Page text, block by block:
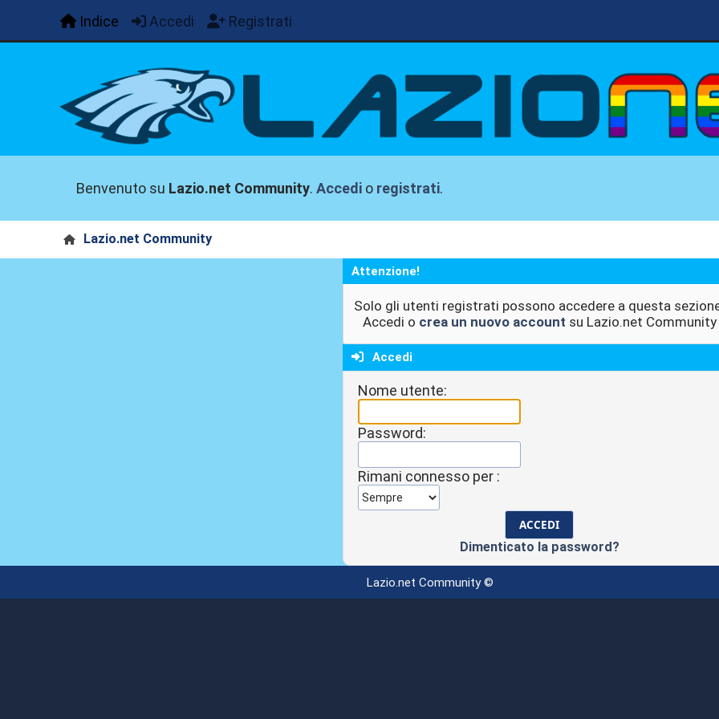
Indice Accedi Registrati
Benvenuto su Lazio.net Community.Accedi o registrati.
Lazio.net Community
Attenzione!
Solo gli utenti registrati possono accedere a questa
Accedi o crea un nuovo account su Lazio.net Community
Accedi
Nome utente:
Password:
Rimani connesso per :
Dimenticato la password?
Lazio.net Community ©